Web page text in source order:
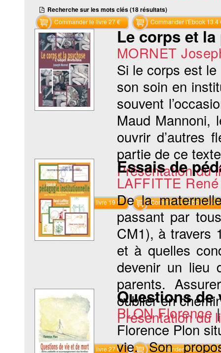
Commander le livre 27 € Commander l'Ebook 13.4
Recherche sur les mots clés (18 résultats)
Le corps et
MORNET
Si le corps est
son soin en
souvent
Maud Mannoni,
ouvrir d’autres
partie de ce
Présentation du
Commander le livre 19 € Commander l'Ebook 9.4 €
Essais de
LAFFITTE René
De la
passant par
CM1), à travers
et à quelles
devenir un lieu
parents.
oublier en
Présentation du
Commander le livre 27 € Commander l'Ebook 13.4
Questions de
PLON Florence
Florence Plon
vie. Son